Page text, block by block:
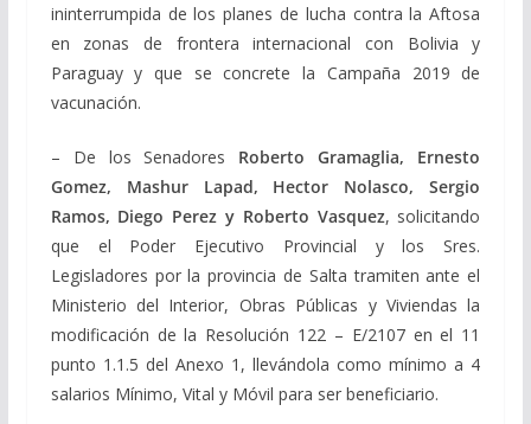
ininterrumpida de los planes de lucha contra la Aftosa
en zonas de frontera internacional con Bolivia y
Paraguay y que se concrete la Campaña 2019 de
vacunación.
– De los Senadores Roberto Gramaglia, Ernesto
Gomez, Mashur Lapad, Hector Nolasco, Sergio
Ramos, Diego Perez y Roberto Vasquez, solicitando
que el Poder Ejecutivo Provincial y los Sres.
Legisladores por la provincia de Salta tramiten ante el
Ministerio del Interior, Obras Públicas y Viviendas la
modificación de la Resolución 122 – E/2107 en el 11
punto 1.1.5 del Anexo 1, llevándola como mínimo a 4
salarios Mínimo, Vital y Móvil para ser beneficiario.